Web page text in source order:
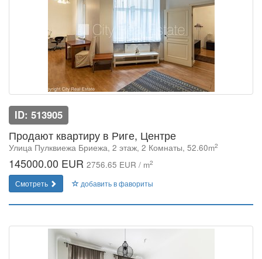
ID: 513905
Продают квартиру в Риге, Центре
Улица Пулквиежа Бриежа, 2 этаж, 2 Комнаты, 52.60m2
145000.00 EUR 2756.65 EUR / m2
Смотреть добавить в фавориты